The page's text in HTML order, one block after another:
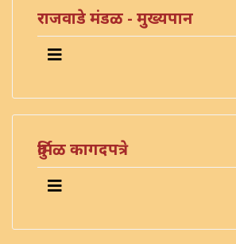
राजवाडे मंडळ - मुख्यपान
दुर्मिळ कागदपत्रे